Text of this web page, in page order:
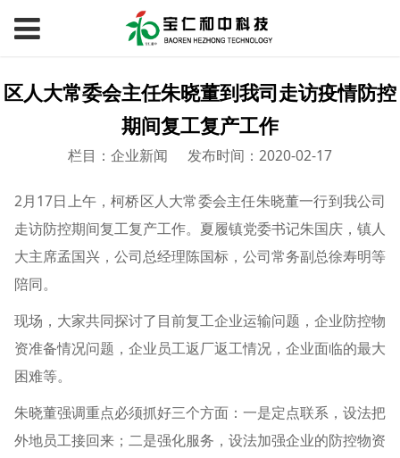
区人大常委会主任朱晓董到我司走访疫情防控
期间复工复产工作
栏目：企业新闻 发布时间：2020-02-17
2月17日上午，柯桥区人大常委会主任朱晓董一行到我公司
走访防控期间复工复产工作。夏履镇党委书记朱国庆，镇人
大主席孟国兴，公司总经理陈国标，公司常务副总徐寿明等
陪同。
现场，大家共同探讨了目前复工企业运输问题，企业防控物
资准备情况问题，企业员工返厂返工情况，企业面临的最大
困难等。
朱晓董强调重点必须抓好三个方面：一是定点联系，设法把
外地员工接回来；二是强化服务，设法加强企业的防控物资